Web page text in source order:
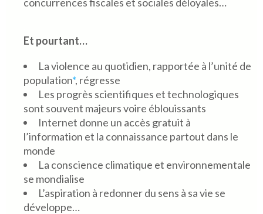
Et pourtant…
La violence au quotidien, rapportée à l’unité de
population*, régresse
Les progrès scientifiques et technologiques
sont souvent majeurs voire éblouissants
Internet donne un accès gratuit à
l’information et la connaissance partout dans le
monde
La conscience climatique et environnementale
se mondialise
L’aspiration à redonner du sens à sa vie se
développe…